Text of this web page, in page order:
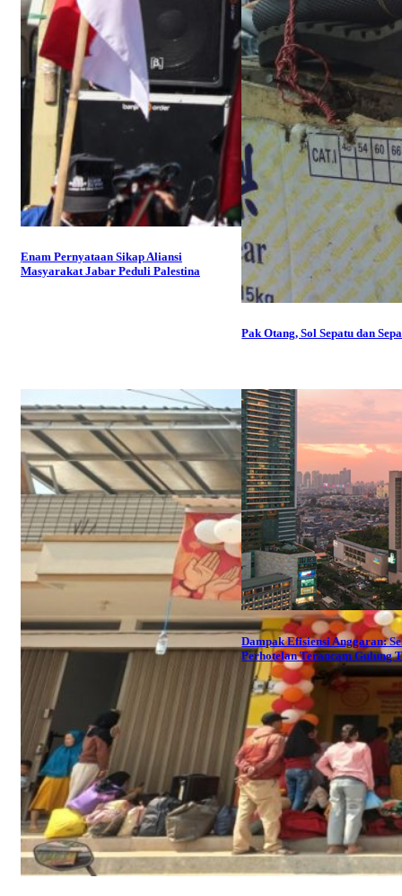
Enam Pernyataan Sikap Aliansi
Masyarakat Jabar Peduli Palestina
Pak Otang, Sol Sepatu dan
Dampak Efisiensi Anggaran:
Perhotelan Terancam Gulung